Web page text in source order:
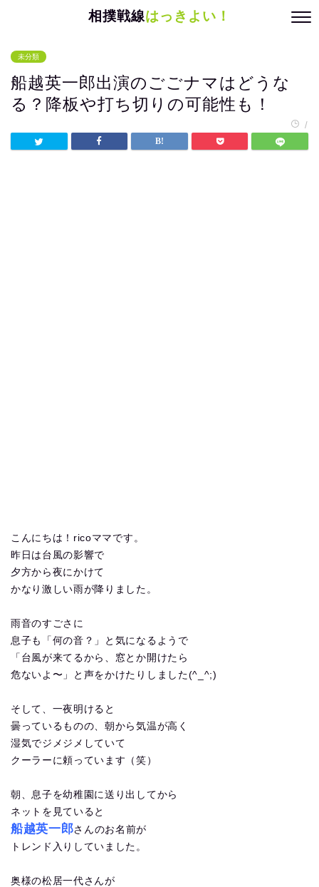
相撲戦線はっきよい！
未分類
船越英一郎出演のごごナマはどうな
る？降板や打ち切りの可能性も！
/
こんにちは！ricoママです。
昨日は台風の影響で
夕方から夜にかけて
かなり激しい雨が降りました。
雨音のすごさに
息子も「何の音？」と気になるようで
「台風が来てるから、窓とか開けたら
危ないよ〜」と声をかけたりしました(^_^;)
そして、一夜明けると
曇っているものの、朝から気温が高く
湿気でジメジメしていて
クーラーに頼っています（笑）
朝、息子を幼稚園に送り出してから
ネットを見ていると
船越英一郎さんのお名前が
トレンド入りしていました。
奥様の松居一代さんが